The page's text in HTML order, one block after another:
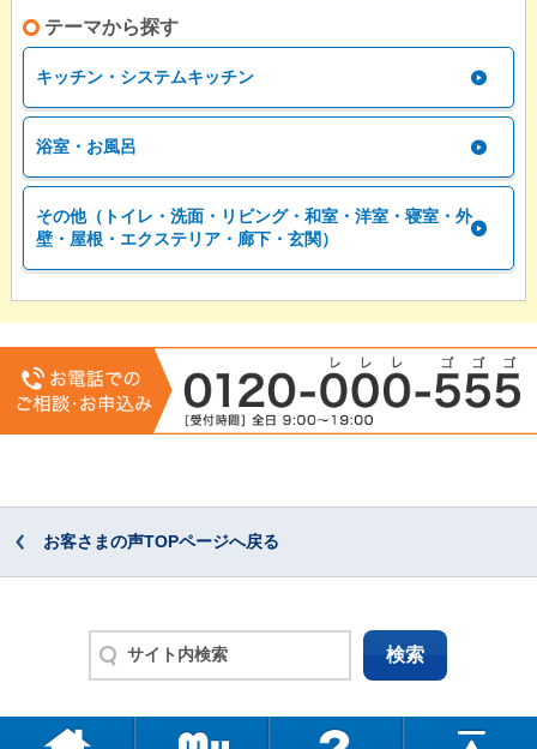
テーマから探す
キッチン・システムキッチン
浴室・お風呂
その他（トイレ・洗面・リビング・和室・洋室・寝室・外
壁・屋根・エクステリア・廊下・玄関）
お客さまの声TOPページへ戻る